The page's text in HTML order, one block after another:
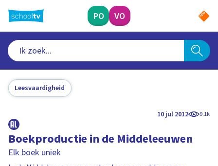
naar
hoofdinhoud
PO VO
Leesvaardigheid
10 jul 2012 9.1k
Boekproductie in de Middeleeuwen
Elk boek uniek